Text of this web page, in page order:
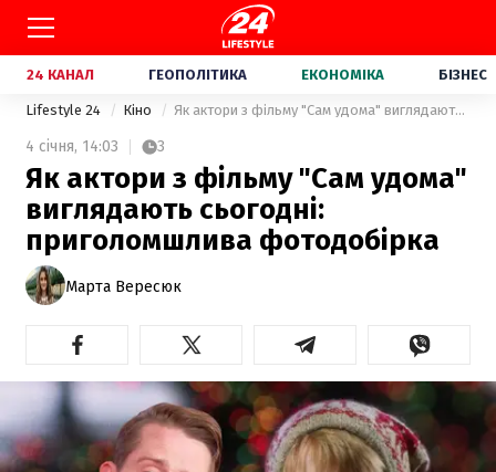
24 КАНАЛ ГЕОПОЛІТИКА ЕКОНОМІКА БІЗНЕС
Lifestyle 24 Кіно Як актори з фільму "Сам удома" виглядають сьогодні: приголомшлива фотодобірка
4 січня, 14:03 3
Як актори з фільму "Сам удома"
виглядають сьогодні:
приголомшлива фотодобірка
Марта Вересюк